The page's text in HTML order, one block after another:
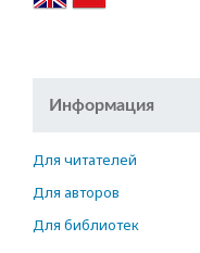
Информация
Для читателей
Для авторов
Для библиотек